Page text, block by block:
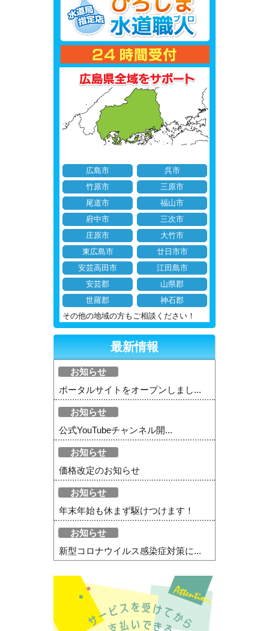
広島市
呉市
竹原市
三原市
尾道市
福山市
府中市
三次市
庄原市
大竹市
東広島市
廿日市市
安芸高田市
江田島市
安芸郡
山県郡
世羅郡
神石郡
その他の地域の方もご相談ください！
最新情報
お知らせ
ポータルサイトをオープンしまし...
お知らせ
公式YouTubeチャンネル開...
お知らせ
価格改定のお知らせ
お知らせ
年末年始も休まず駆けつけます！
お知らせ
新型コロナウイルス感染症対策に...